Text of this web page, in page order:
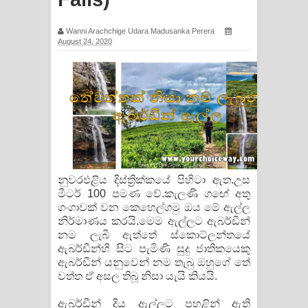
Ma Igili Giya Lyrics - මා ඉගිලී ගියා
ගීතයේ පද පෙළ
Ras Balan Song Lyrics - රැස් බලන්
ගීතයේ පද පෙළ
Hoda sihiyen Song Lyrics - හොද
සිහියෙන් ගීතයේ පද පෙළ
Awanken Song Lyrics - අවංකෙන්
ගීතයේ පද පෙළ
Pa Sina Song Lyrics - පෑ සිනා ගීතයේ
පද පෙළ
Wanni Arachchige Udara Madusanka Perera
August 24, 2020
නුවරඑළිය දිස්ත්‍රික්කයේ පිහිටා ඇත.උස
මීටර් 100 පමණ වේ.කැලණි ගඟේ අතු
ගංගාවක් වන කෙහෙල්ගමු ඔය මේ ඇල්ල
නිර්මාණය කරයි.මෙම ඇල්ලට ඇබර්ඩීන්
නම ලැබී ඇත්තේ ස්කොට්ලන්තයේ
ඇබර්ඩීන්හි සිට පැමිණි සුදු ජාතිකයෙකු
ඇබර්ඩීන් යනුවෙන් නම තැබු ඔහුගේ තේ
වත්ත ඒ අසල තිබූ නිසා යැයි කියයි.
ඇබර්ඩීන් දිය ඇල්ලට පහළින් ඇති